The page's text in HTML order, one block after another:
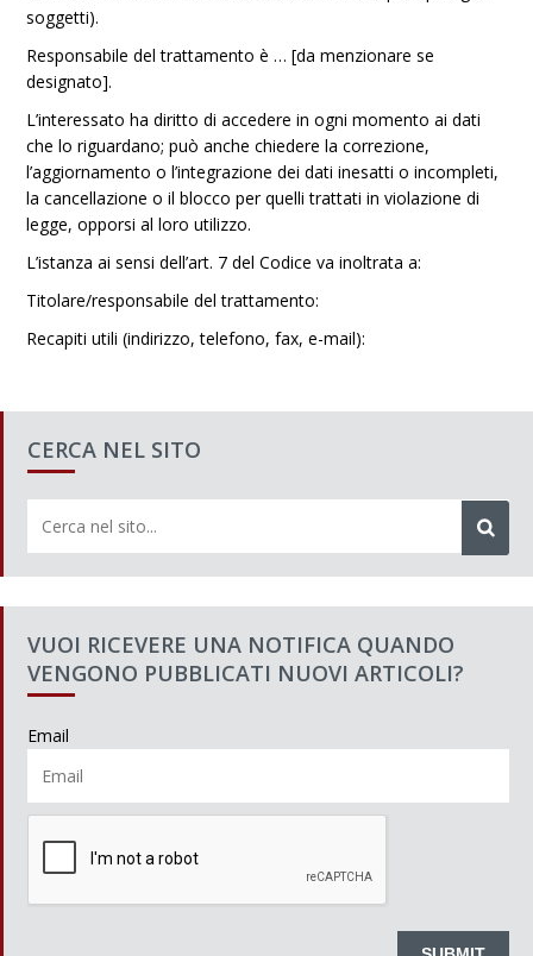
soggetti).
Responsabile del trattamento è … [da menzionare se
designato].
L’interessato ha diritto di accedere in ogni momento ai dati
che lo riguardano; può anche chiedere la correzione,
l’aggiornamento o l’integrazione dei dati inesatti o incompleti,
la cancellazione o il blocco per quelli trattati in violazione di
legge, opporsi al loro utilizzo.
L’istanza ai sensi dell’art. 7 del Codice va inoltrata a:
Titolare/responsabile del trattamento:
Recapiti utili (indirizzo, telefono, fax, e-mail):
CERCA NEL SITO
VUOI RICEVERE UNA NOTIFICA QUANDO
VENGONO PUBBLICATI NUOVI ARTICOLI?
Email